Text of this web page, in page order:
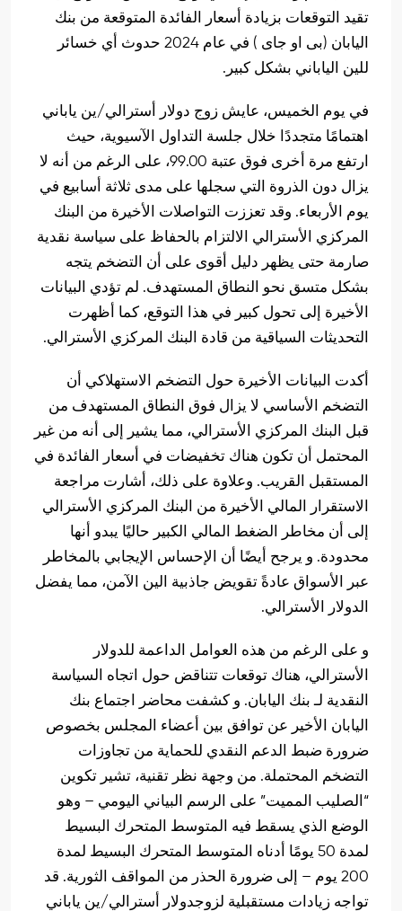
تقيد التوقعات بزيادة أسعار الفائدة المتوقعة من بنك
اليابان (بى او جاى ) في عام 2024 حدوث أي خسائر
للين الياباني بشكل كبير.
في يوم الخميس، عايش زوج دولار أسترالي/ين ياباني
اهتمامًا متجددًا خلال جلسة التداول الآسيوية، حيث
ارتفع مرة أخرى فوق عتبة 99.00، على الرغم من أنه لا
يزال دون الذروة التي سجلها على مدى ثلاثة أسابيع في
يوم الأربعاء. وقد تعززت التواصلات الأخيرة من البنك
المركزي الأسترالي الالتزام بالحفاظ على سياسة نقدية
صارمة حتى يظهر دليل أقوى على أن التضخم يتجه
بشكل متسق نحو النطاق المستهدف. لم تؤدي البيانات
الأخيرة إلى تحول كبير في هذا التوقع، كما أظهرت
التحديثات السياقية من قادة البنك المركزي الأسترالي.
أكدت البيانات الأخيرة حول التضخم الاستهلاكي أن
التضخم الأساسي لا يزال فوق النطاق المستهدف من
قبل البنك المركزي الأسترالي، مما يشير إلى أنه من غير
المحتمل أن تكون هناك تخفيضات في أسعار الفائدة في
المستقبل القريب. وعلاوة على ذلك، أشارت مراجعة
الاستقرار المالي الأخيرة من البنك المركزي الأسترالي
إلى أن مخاطر الضغط المالي الكبير حاليًا يبدو أنها
محدودة. و يرجح أيضًا أن الإحساس الإيجابي بالمخاطر
عبر الأسواق عادةً تقويض جاذبية الين الآمن، مما يفضل
الدولار الأسترالي.
و على الرغم من هذه العوامل الداعمة للدولار
الأسترالي، هناك توقعات تتناقض حول اتجاه السياسة
النقدية لـ بنك اليابان. و كشفت محاضر اجتماع بنك
اليابان الأخير عن توافق بين أعضاء المجلس بخصوص
ضرورة ضبط الدعم النقدي للحماية من تجاوزات
التضخم المحتملة. من وجهة نظر تقنية، تشير تكوين
“الصليب المميت” على الرسم البياني اليومي – وهو
الوضع الذي يسقط فيه المتوسط المتحرك البسيط
لمدة 50 يومًا أدناه المتوسط المتحرك البسيط لمدة
200 يوم – إلى ضرورة الحذر من المواقف الثورية. قد
تواجه زيادات مستقبلية لزوجدولار أسترالي/ين ياباني